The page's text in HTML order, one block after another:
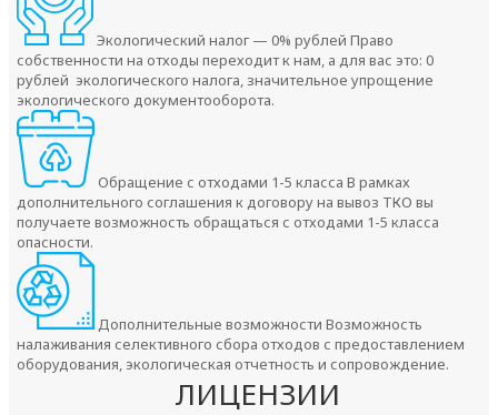
Экологический налог — 0% рублей Право
собственности на отходы переходит к нам, а для вас это: 0
рублей экологического налога, значительное упрощение
экологического документооборота.
Обращение с отходами 1-5 класса В рамках
дополнительного соглашения к договору на вывоз ТКО вы
получаете возможность обращаться с отходами 1-5 класса
опасности.
Дополнительные возможности Возможность
налаживания селективного сбора отходов с предоставлением
оборудования, экологическая отчетность и сопровождение.
ЛИЦЕНЗИИ